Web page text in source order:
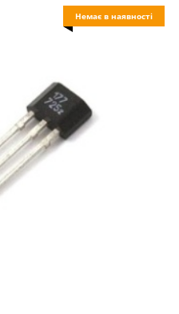
Немає в наявності